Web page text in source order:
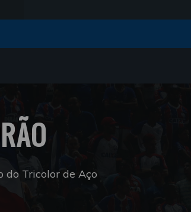
do Tricolor de Aço